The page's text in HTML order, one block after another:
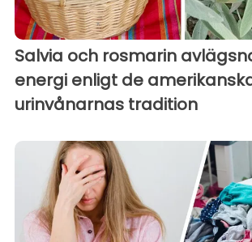
Salvia och rosmarin
energi enligt de
urinvånarnas tradition